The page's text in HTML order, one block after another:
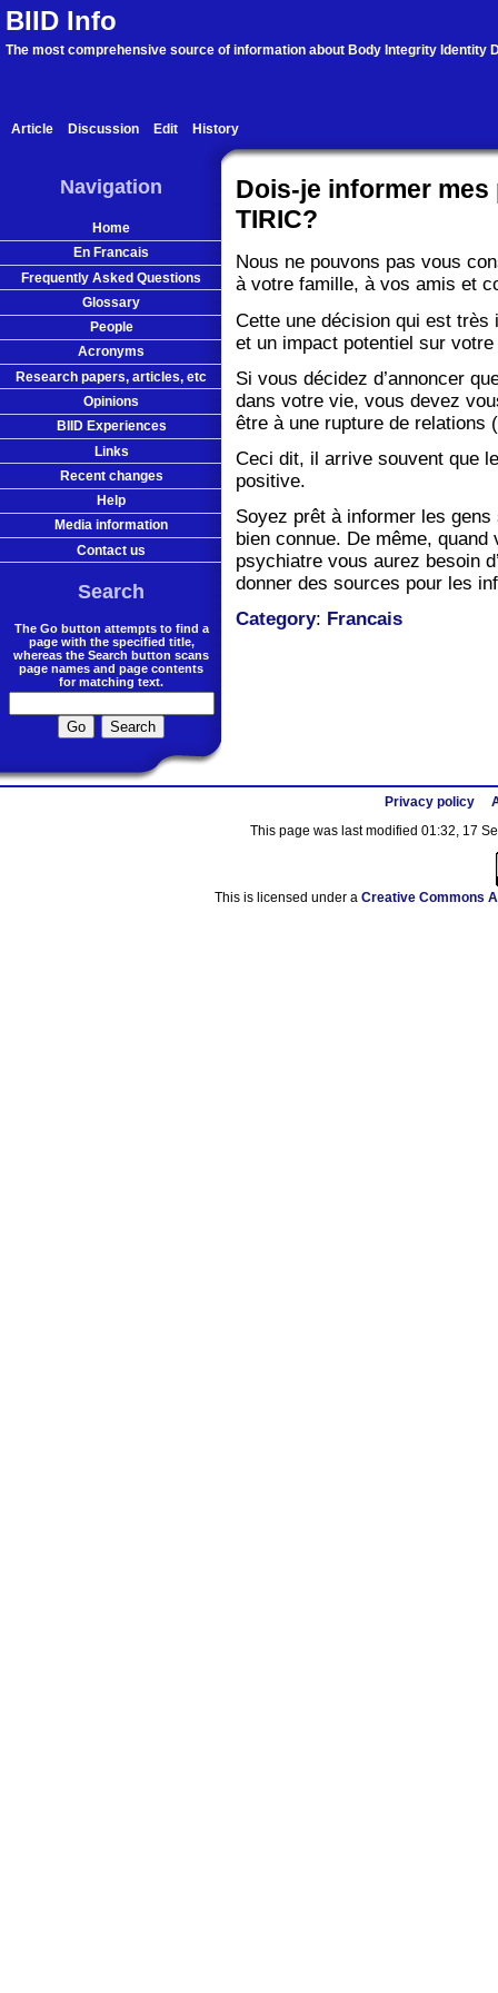
BIID Info
The most comprehensive source of information about Body Integrity Identity
Article Discussion Edit History
Dois-je informer mes
TIRIC?
Nous ne pouvons pas vous
à votre famille, à vos amis et
Cette une décision qui est
et un impact potentiel sur
Si vous décidez d’annoncer
dans votre vie, vous devez
être à une rupture de relations
Ceci dit, il arrive souvent que
positive.
Soyez prêt à informer les
bien connue. De même, quand
psychiatre vous aurez besoin
donner des sources pour les
Category: Francais
Navigation
Home
En Francais
Frequently Asked Questions
Glossary
People
Acronyms
Research papers, articles, etc
Opinions
BIID Experiences
Links
Recent changes
Help
Media information
Contact us
Search
The Go button attempts to find a
page with the specified title,
whereas the Search button scans
page names and page contents
for matching text.
Privacy policy
This page was last modified 01:32, 17
This is licensed under a Creative Commons